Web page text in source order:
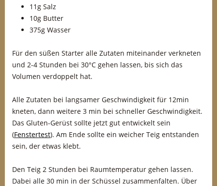
11g Salz
10g Butter
375g Wasser
Für den süßen Starter alle Zutaten miteinander verkneten
und 2-4 Stunden bei 30°C gehen lassen, bis sich das
Volumen verdoppelt hat.
Alle Zutaten bei langsamer Geschwindigkeit für 12min
kneten, dann weitere 3 min bei schneller Geschwindigkeit.
Das Gluten-Gerüst sollte jetzt gut entwickelt sein
(Fenstertest). Am Ende sollte ein weicher Teig entstanden
sein, der etwas klebt.
Den Teig 2 Stunden bei Raumtemperatur gehen lassen.
Dabei alle 30 min in der Schüssel zusammenfalten. Über